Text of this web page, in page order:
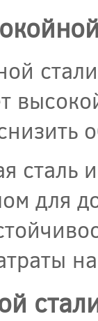
сталь
для